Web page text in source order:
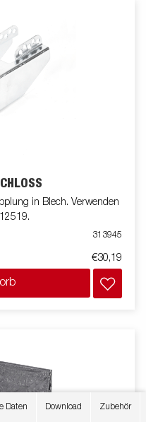
Daten Download Zubehör
in Blech. Verwenden
313945
€30,19